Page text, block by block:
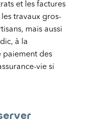
et les factures
travaux gros-
mais aussi
à la
paiement des
vie si